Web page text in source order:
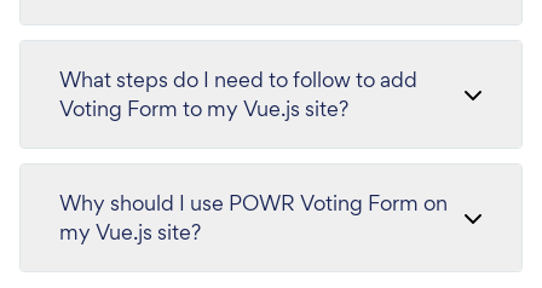
What steps do I need to follow to add
Voting Form to my Vue.js site?
Why should I use POWR Voting Form on
my Vue.js site?